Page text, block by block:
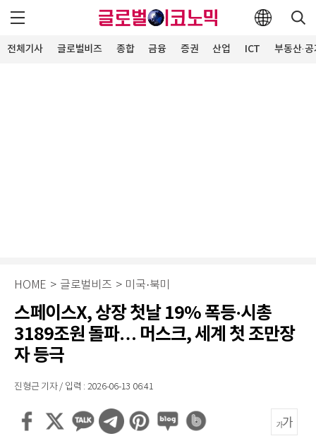
전체기사 글로벌비즈 종합 금융 증권 산업 ICT 부동산·
HOME > 글로벌비즈 > 미국·북미
스페이스X, 상장 첫날 19% 폭등·시총
3189조원 돌파… 머스크, 세계 첫 조만장
자 등극
진형근 기자 / 입력 : 2026-06-13 06:41